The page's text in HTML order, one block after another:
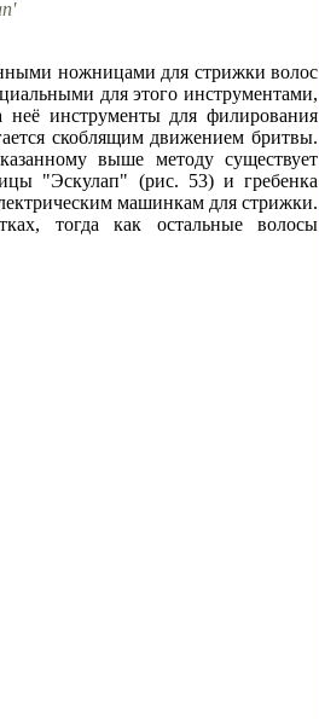
ножницами для стрижки волос
для этого инструментами,
инструменты для филирования
скоблящим движением бритвы.
выше методу существует
"Эскулап" (рис. 53) и гребенка
машинкам для стрижки.
тогда как остальные волосы